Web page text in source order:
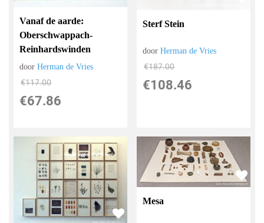
Vanaf de aarde:
Oberschwappach-
Reinhardswinden
doorHerman de Vries
€117.00
€67.86
Sterf Stein
doorHerman de Vries
€187.00
€108.46
Mesa